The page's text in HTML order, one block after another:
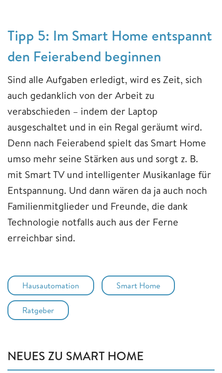
Tipp 5: Im Smart Home entspannt
den Feierabend beginnen
Sind alle Aufgaben erledigt, wird es Zeit, sich
auch gedanklich von der Arbeit zu
verabschieden – indem der Laptop
ausgeschaltet und in ein Regal geräumt wird.
Denn nach Feierabend spielt das Smart Home
umso mehr seine Stärken aus und sorgt z. B.
mit Smart TV und intelligenter Musikanlage für
Entspannung. Und dann wären da ja auch noch
Familienmitglieder und Freunde, die dank
Technologie notfalls auch aus der Ferne
erreichbar sind.
Hausautomation Smart Home
Ratgeber
NEUES ZU SMART HOME